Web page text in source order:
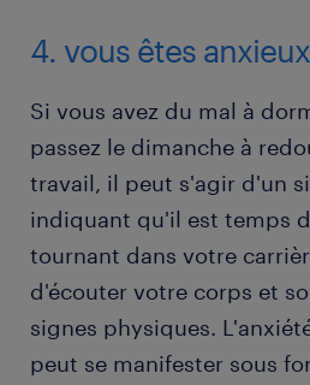
4. vous êtes anxieux
Si vous avez du mal à
passez le dimanche à
travail, il peut s'agir d'un
indiquant qu'il est temps
tournant dans votre
d'écouter votre corps et
signes physiques.
peut se manifester sous